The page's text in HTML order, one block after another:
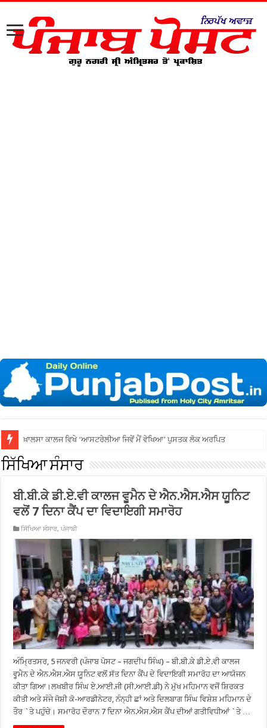
ਵਿਧਾਇਕ ਡਾ. ਗੁਪਤਾ ਨੇ ਵਿਧਾਨ
ਸਿੱਖਿਆ ਸੰਸਾਰ
ਬੀ.ਬੀ.ਕੇ ਡੀ.ਏ.ਵੀ ਕਾਲਜ ਵੂਮੈਨ ਦੇ ਐਨ.ਐਸ.ਐਸ ਯੂਨਿਟ
ਵਲੋਂ 7 ਦਿਨਾ ਕੈਂਪ ਦਾ ਵਿਦਾਇਗੀ ਸਮਾਰੋਹ
ਸਿੱਖਿਆ ਸੰਸਾਰ,ਪੰਜਾਬੀ
ਅੰਮ੍ਰਿਤਸਰ, 5 ਜਨਵਰੀ (ਪੰਜਾਬ ਪੋਸਟ – ਜਗਦੀਪ ਸਿੰਘ) – ਬੀ.ਬੀ.ਕੇ ਡੀ.ਏ.ਵੀ ਕਾਲਜ
ਵੂਮੈਨ ਦੇ ਐਨ.ਐਸ.ਐਸ ਯੂਨਿਟ ਵਲੋਂ ਸੱਤ ਦਿਨਾ ਕੈਂਪ ਦੇ ਵਿਦਾਇਗੀ ਸਮਾਰੋਹ ਦਾ ਆਯੋਜਨ
ਕੀਤਾ ਗਿਆ।ਲਖਬੀਰ ਸਿੰਘ ਏ.ਆਈ.ਜੀ (ਸੀ.ਆਈ.ਡੀ) ਨੇ ਮੁੱਖ ਮਹਿਮਾਨ ਵਜੋਂ ਸ਼ਿਰਕਤ
ਕੀਤੀ ਅਤੇ ਸੰਜੇ ਜੋਸ਼ੀ ਕੋ-ਆਰਡੀਨੇਟਰ, ਨੰਨ੍ਹੀ ਛਾਂ ਅਤੇ ਦਿਲਬਾਗ ਸਿੰਘ ਵਿਸ਼ੇਸ਼ ਮਹਿਮਾਨ ਦੇ
ਤੌਰ `ਤੇ ਪਹੁੰਚੇ। ਸਮਾਰੋਹ ਦੌਰਾਨ 7 ਦਿਨਾ ਐਨ.ਐਸ.ਐਸ ਕੈਂਪ ਦੀਆਂ ਗਤੀਵਿਧੀਆਂ `ਤੇ …